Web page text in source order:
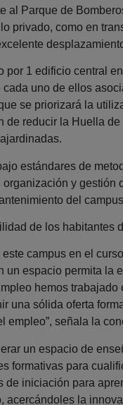
al Parque de
privado, como en
por 1 edificio central
uno de ellos
se priorizará la
de reducir la Huella
estándares de
y gestión
del
de los habitantes
campus en el
un espacio permita la
hemos
una sólida oferta
empleo”, señala la
un espacio de
formativas para
de iniciación para
acercándoles la